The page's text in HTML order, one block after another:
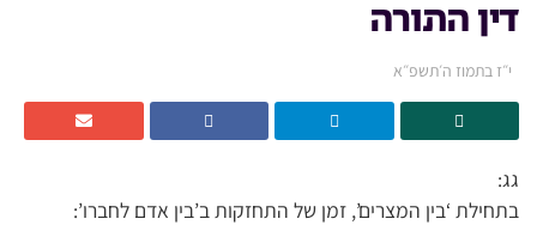
דין התורה
י״ז בתמוז ה׳תשפ״א
גג:
בתחילת ‘בין המצרים’, זמן של התחזקות ב’בין אדם לחברו’: